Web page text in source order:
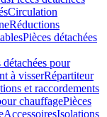
Circulation
Réductions
Pièces détachées
détachées pour
à visserRépartiteur
et raccordements
chauffagePièces
AccessoiresIsolations